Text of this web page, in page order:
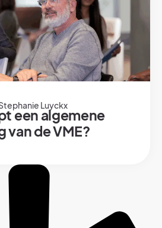
Luyckx
een algemene
van de VME?